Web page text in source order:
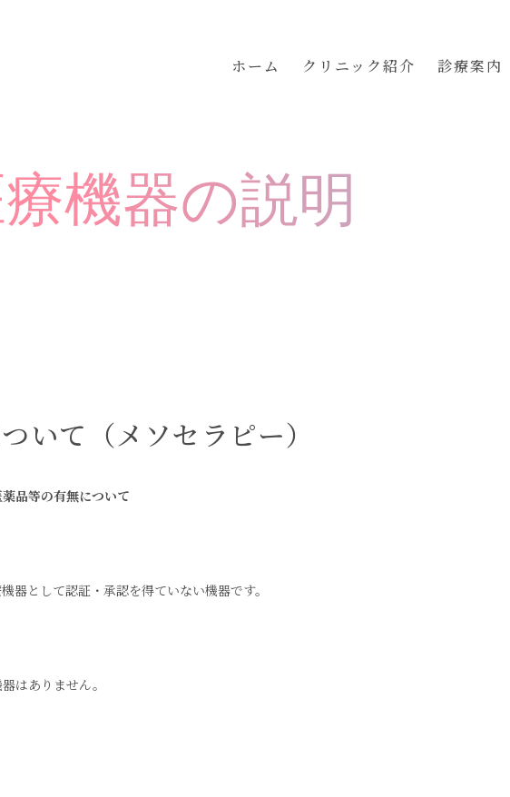
ホーム クリニック紹介 診療案内
機器の説明
いて（メソセラピー）
品等の有無について
器として認証・承認を得ていない機器です。
はありません。